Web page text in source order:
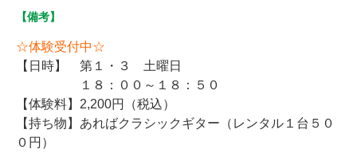
【備考】
☆体験受付中☆
【日時】 第１・３ 土曜日
１８：００～１８：５０
【体験料】2,200円（税込）
【持ち物】あればクラシックギター（レンタル１台５０
０円）